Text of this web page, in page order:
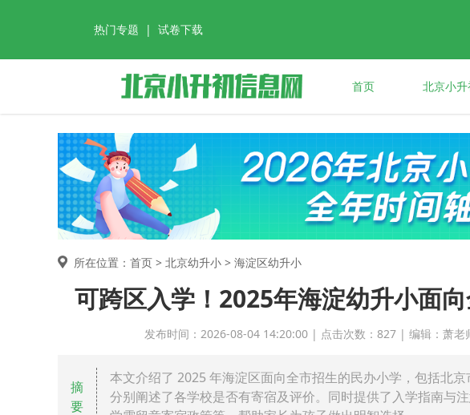
热门专题 | 试卷下载
首页 北京小升
所在位置：首页 > 北京幼升小 > 海淀区幼升小
可跨区入学！2025年海淀幼升小面
发布时间：2026-08-04 14:20:00 | 点击次数：827 | 编辑：萧老
摘
要
本文介绍了 2025 年海淀区面向全市招生的民办小学，包括北
分别阐述了各学校是否有寄宿及评价。同时提供了入学指南与